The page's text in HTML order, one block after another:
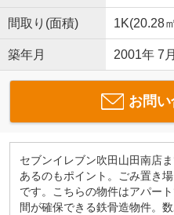
間取り(面積) 1K(20.28
築年月 2001年 7
お問
セブンイレブン吹田山田南店
あるのもポイント。ごみ置き
です。こちらの物件はアパー
間が確保できる鉄骨造物件。